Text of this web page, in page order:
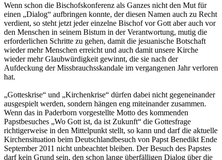
Wenn schon die Bischofskonferenz als Ganzes nicht den Mut für
einen „Dialog“ aufbringen konnte, der diesen Namen auch zu Recht
verdient, so steht jetzt jeder einzelne Bischof vor Gott aber auch vor
den Menschen in seinem Bistum in der Verantwortung, mutig die
erforderlichen Schritte zu gehen, damit die jesuanische Botschaft
wieder mehr Menschen erreicht und auch damit unsere Kirche
wieder mehr Glaubwürdigkeit gewinnt, die sie nach der
Aufdeckung der Missbrauchsskandale im vergangenen Jahr verloren
hat.
„Gotteskrise“ und „Kirchenkrise“ dürfen dabei nicht gegeneinander
ausgespielt werden, sondern hängen eng miteinander zusammen.
Wenn das in Paderborn vorgestellte Motto des kommenden
Papstbesuches „Wo Gott ist, da ist Zukunft“ die Gottesfrage
richtigerweise in den Mittelpunkt stellt, so kann und darf die aktuelle
Kirchensituation beim Deutschlandbesuch von Papst Benedikt Ende
September 2011 nicht unbeachtet bleiben. Der Besuch des Papstes
darf kein Grund sein, den schon lange überfälligen Dialog über die